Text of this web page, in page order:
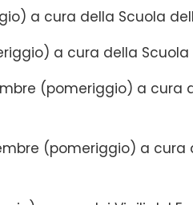
a cura della Scuola
a cura della Scuola
(pomeriggio) a cura
(pomeriggio) a cura